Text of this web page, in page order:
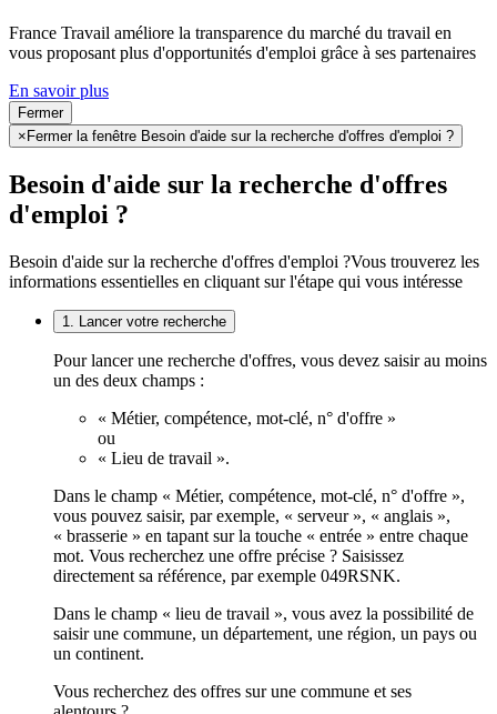
France Travail améliore la transparence du marché du travail en
vous proposant plus d'opportunités d'emploi grâce à ses partenaires
En savoir plus
Fermer
×Fermer la fenêtre Besoin d'aide sur la recherche d'offres d'emploi ?
Besoin d'aide sur la recherche d'offres
d'emploi ?
Besoin d'aide sur la recherche d'offres d'emploi ?Vous trouverez les
informations essentielles en cliquant sur l'étape qui vous intéresse
1. Lancer votre recherche
Pour lancer une recherche d'offres, vous devez saisir au moins
un des deux champs :
« Métier, compétence, mot-clé, n° d'offre »
ou
« Lieu de travail ».
Dans le champ « Métier, compétence, mot-clé, n° d'offre »,
vous pouvez saisir, par exemple, « serveur », « anglais »,
« brasserie » en tapant sur la touche « entrée » entre chaque
mot. Vous recherchez une offre précise ? Saisissez
directement sa référence, par exemple 049RSNK.
Dans le champ « lieu de travail », vous avez la possibilité de
saisir une commune, un département, une région, un pays ou
un continent.
Vous recherchez des offres sur une commune et ses